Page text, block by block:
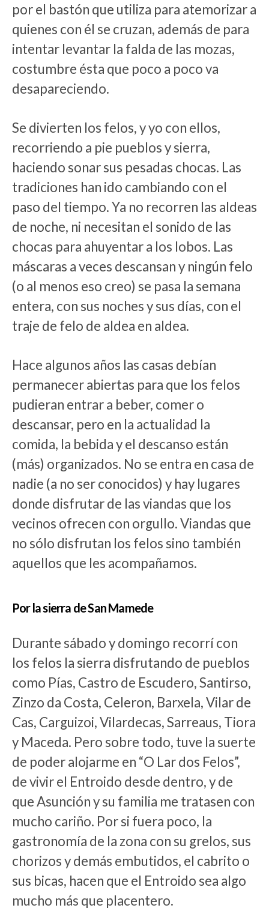
por el bastón que utiliza para atemorizar a
quienes con él se cruzan, además de para
intentar levantar la falda de las mozas,
costumbre ésta que poco a poco va
desapareciendo.
Se divierten los felos, y yo con ellos,
recorriendo a pie pueblos y sierra,
haciendo sonar sus pesadas chocas. Las
tradiciones han ido cambiando con el
paso del tiempo. Ya no recorren las aldeas
de noche, ni necesitan el sonido de las
chocas para ahuyentar a los lobos. Las
máscaras a veces descansan y ningún felo
(o al menos eso creo) se pasa la semana
entera, con sus noches y sus días, con el
traje de felo de aldea en aldea.
Hace algunos años las casas debían
permanecer abiertas para que los felos
pudieran entrar a beber, comer o
descansar, pero en la actualidad la
comida, la bebida y el descanso están
(más) organizados. No se entra en casa de
nadie (a no ser conocidos) y hay lugares
donde disfrutar de las viandas que los
vecinos ofrecen con orgullo. Viandas que
no sólo disfrutan los felos sino también
aquellos que les acompañamos.
Por la sierra de San Mamede
Durante sábado y domingo recorrí con
los felos la sierra disfrutando de pueblos
como Pías, Castro de Escudero, Santirso,
Zinzo da Costa, Celeron, Barxela, Vilar de
Cas, Carguizoi, Vilardecas, Sarreaus, Tiora
y Maceda. Pero sobre todo, tuve la suerte
de poder alojarme en “O Lar dos Felos”,
de vivir el Entroido desde dentro, y de
que Asunción y su familia me tratasen con
mucho cariño. Por si fuera poco, la
gastronomía de la zona con su grelos, sus
chorizos y demás embutidos, el cabrito o
sus bicas, hacen que el Entroido sea algo
mucho más que placentero.